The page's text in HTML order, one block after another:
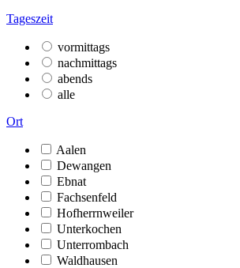
Tageszeit
vormittags
nachmittags
abends
alle
Ort
Aalen
Dewangen
Ebnat
Fachsenfeld
Hofherrnweiler
Unterkochen
Unterrombach
Waldhausen